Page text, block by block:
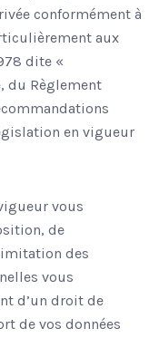
conformément à
aux
dite «
du Règlement
en vigueur
vous
de
des
vous
d’un droit de
de vos données